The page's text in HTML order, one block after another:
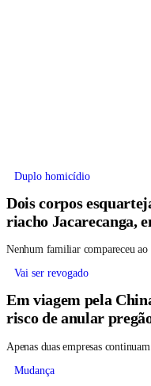
Duplo homicídio
Dois corpos
riacho Jacarecanga,
Nenhum familiar compareceu
Vai ser revogado
Em viagem pela
risco de anular
Apenas duas empresas
Mudança